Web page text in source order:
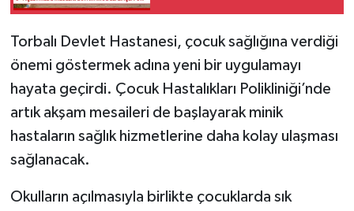
Torbalı Devlet Hastanesi, çocuk sağlığına verdiği
önemi göstermek adına yeni bir uygulamayı
hayata geçirdi. Çocuk Hastalıkları Polikliniği’nde
artık akşam mesaileri de başlayarak minik
hastaların sağlık hizmetlerine daha kolay ulaşması
sağlanacak.
Okulların açılmasıyla birlikte çocuklarda sık